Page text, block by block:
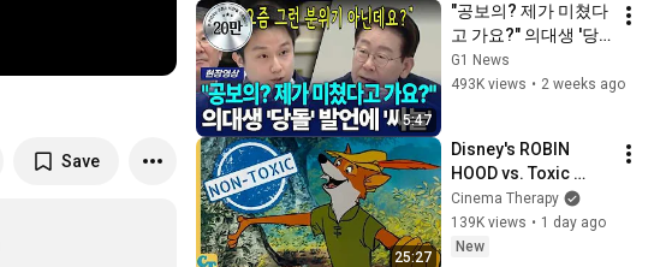
Save
5:47
"공보의? 제가 미쳤다
고 가요?" 의대생 '당
돌' 발언에 '싸늘'  [G1
현장영상]
G1 News
493K views • 2 weeks ago
25:27
Disney's ROBIN
HOOD vs. Toxic
Masculinity
Cinema Therapy
139K views • 1 day ago
New